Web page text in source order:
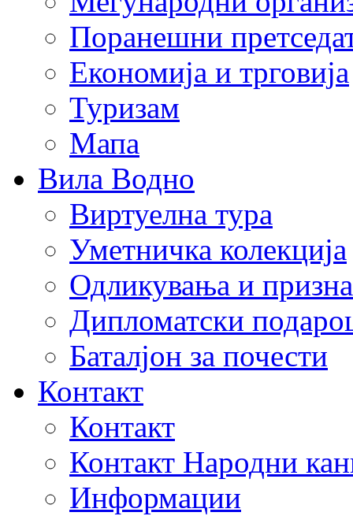
Поранешни
Економија и трговија
Туризам
Мапа
Вила Водно
Виртуелна тура
Уметничка колекција
Одликувања и
Дипломатски
Баталјон за почести
Контакт
Контакт
Контакт Народни
Информации